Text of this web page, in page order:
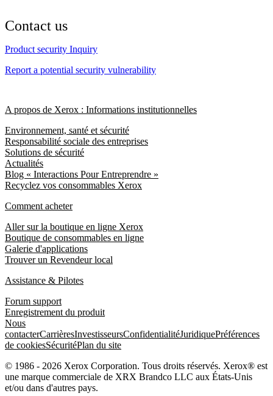
Contact us
Product security Inquiry
Report a potential security vulnerability
A propos de Xerox : Informations institutionnelles
Environnement, santé et sécurité
Responsabilité sociale des entreprises
Solutions de sécurité
Actualités
Blog « Interactions Pour Entreprendre »
Recyclez vos consommables Xerox
Comment acheter
Aller sur la boutique en ligne Xerox
Boutique de consommables en ligne
Galerie d'applications
Trouver un Revendeur local
Assistance & Pilotes
Forum support
Enregistrement du produit
Nous
contacterCarrièresInvestisseursConfidentialitéJuridiquePréférences
de cookiesSécuritéPlan du site
© 1986 - 2026 Xerox Corporation. Tous droits réservés. Xerox® est
une marque commerciale de XRX Brandco LLC aux États-Unis
et/ou dans d'autres pays.